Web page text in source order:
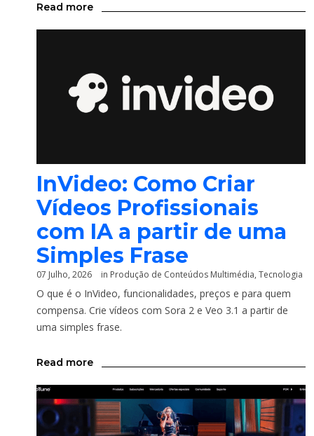
Read more
InVideo: Como Criar
Vídeos Profissionais
com IA a partir de uma
Simples Frase
07 Julho, 2026 in Produção de Conteúdos Multimédia, Tecnologia
O que é o InVideo, funcionalidades, preços e para quem
compensa. Crie vídeos com Sora 2 e Veo 3.1 a partir de
uma simples frase.
Read more